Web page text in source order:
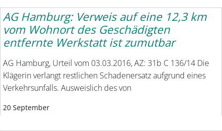
AG Hamburg: Verweis auf eine 12,3 km
vom Wohnort des Geschädigten
entfernte Werkstatt ist zumutbar
AG Hamburg, Urteil vom 03.03.2016, AZ: 31b C 136/14 Die
Klägerin verlangt restlichen Schadenersatz aufgrund eines
Verkehrsunfalls. Ausweislich des von
20 September